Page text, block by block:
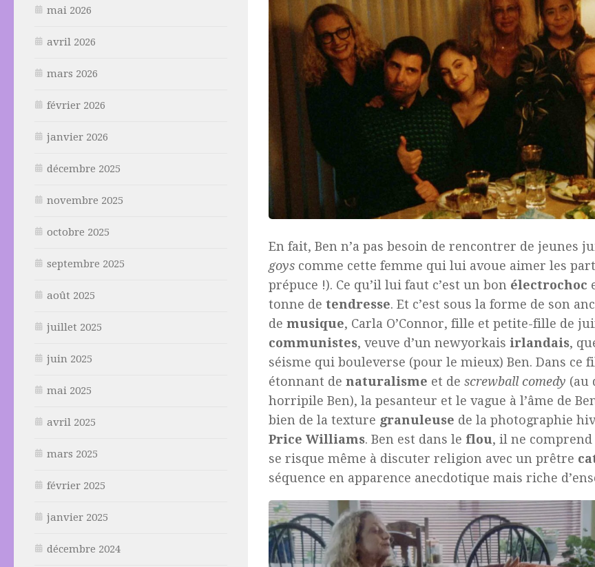
En fait, Ben n’a pas besoin de rencontrer de jeunes
goys comme cette femme qui lui avoue aimer les
prépuce !). Ce qu’il lui faut c’est un bon électrochoc
tonne de tendresse. Et c’est sous la forme de son
de musique, Carla O’Connor, fille et petite-fille de
communistes, veuve d’un newyorkais irlandais,
séisme qui bouleverse (pour le mieux) Ben. Dans ce
étonnant de naturalisme et de screwball comedy (au
horripile Ben), la pesanteur et le vague à l’âme de
bien de la texture granuleuse de la photographie
Price Williams. Ben est dans le flou, il ne
se risque même à discuter religion avec un prêtre
séquence en apparence anecdotique mais riche
mai 2026
avril 2026
mars 2026
février 2026
janvier 2026
décembre 2025
novembre 2025
octobre 2025
septembre 2025
août 2025
juillet 2025
juin 2025
mai 2025
avril 2025
mars 2025
février 2025
janvier 2025
décembre 2024